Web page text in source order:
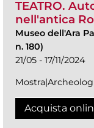
TEATRO.
nell'antica
Museo dell'Ara
n. 180)
21/05 - 17/11/2024
Acquista